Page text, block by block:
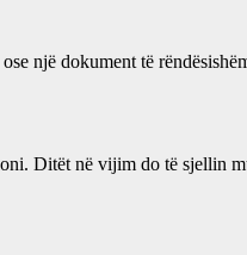
një dokument të
Ditët në vijim do të sjellin